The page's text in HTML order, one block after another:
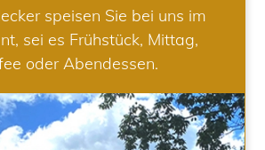
speisen Sie bei uns im
sei es Frühstück, Mittag,
oder Abendessen.